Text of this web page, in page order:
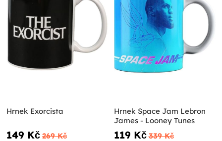
Hrnek Exorcista
149 Kč 269 Kč
Hrnek Space Jam Lebron
James - Looney Tunes
119 Kč 339 Kč